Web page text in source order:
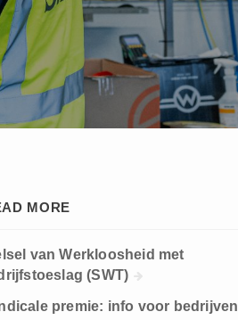
MORE
van Werkloosheid met
(SWT)
premie: info voor bedrijven